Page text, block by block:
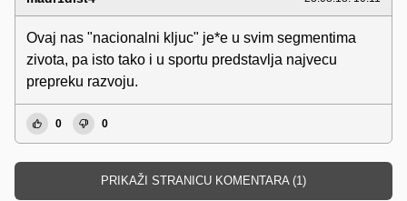
Ovaj nas "nacionalni kljuc" je*e u svim segmentima
zivota, pa isto tako i u sportu predstavlja najvecu
prepreku razvoju.
0 0
PRIKAŽI STRANICU KOMENTARA (1)